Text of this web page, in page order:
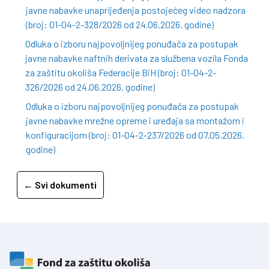
javne nabavke unaprijeđenja postojećeg video nadzora
(broj: 01-04-2-328/2026 od 24.06.2026. godine)
Odluka o izboru najpovoljnijeg ponuđača za postupak
javne nabavke naftnih derivata za službena vozila Fonda
za zaštitu okoliša Federacije BiH (broj: 01-04-2-
326/2026 od 24.06.2026. godine)
Odluka o izboru najpovoljnijeg ponuđača za postupak
javne nabavke mrežne opreme i uređaja sa montažom i
konfiguracijom (broj: 01-04-2-237/2026 od 07.05.2026.
godine)
← Svi dokumenti